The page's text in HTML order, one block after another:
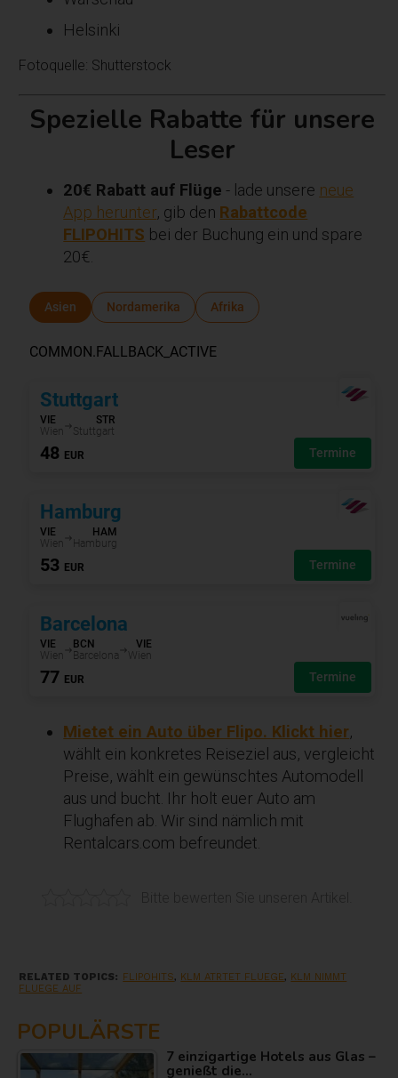
Helsinki
Fotoquelle: Shutterstock
Spezielle Rabatte für unsere
Leser
20€ Rabatt auf Flüge - lade unsere neue
App herunter, gib den Rabattcode
FLIPOHITS bei der Buchung ein und spare
20€.
Mietet ein Auto über Flipo. Klickt hier,
wählt ein konkretes Reiseziel aus, vergleicht
Preise, wählt ein gewünschtes Automodell
aus und bucht. Ihr holt euer Auto am
Flughafen ab. Wir sind nämlich mit
Rentalcars.com befreundet.
RELATED TOPICS: FLIPOHITS, KLM ATRTET FLUEGE, KLM NIMMT
FLUEGE AUF
POPULÄRSTE
7 einzigartige Hotels aus Glas –
genießt die…